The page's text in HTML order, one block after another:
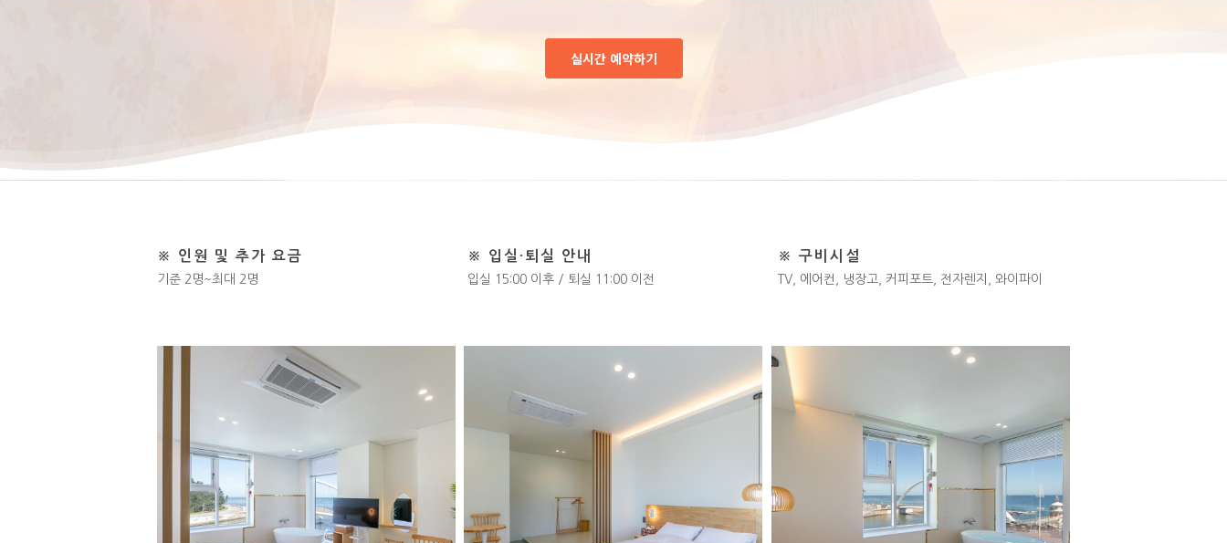
실시간 예약하기
※ 인원 및 추가 요금
기준 2명~최대 2명
※ 입실·퇴실 안내
입실 15:00 이후 / 퇴실 11:00 이전
※ 구비시설
TV, 에어컨, 냉장고, 커피포트, 전자렌지, 와이파이